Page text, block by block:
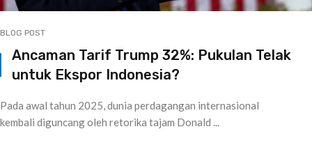
BLOG POST
Ancaman Tarif Trump 32%: Pukulan Telak
untuk Ekspor Indonesia?
Pada awal tahun 2025, dunia perdagangan internasional
kembali diguncang oleh retorika tajam Donald ...